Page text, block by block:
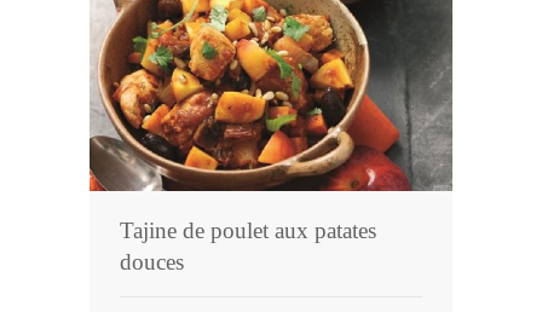
Tajine de poulet aux patates
douces